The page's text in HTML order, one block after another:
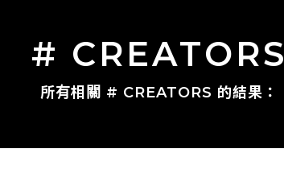
CREATORS公開資訊
場地申請
# CREATORS
所有相關 # CREATORS 的結果：